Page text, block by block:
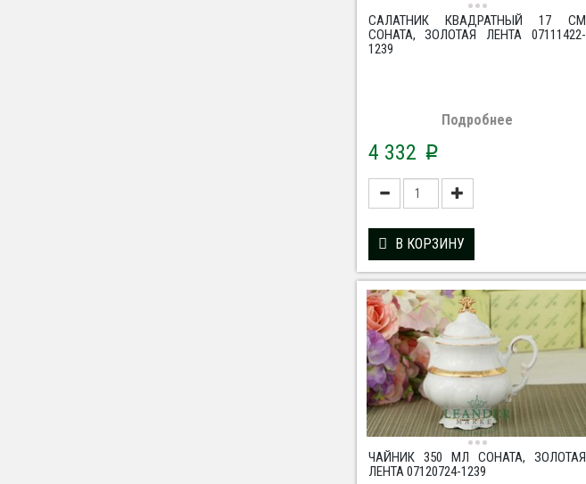
САЛАТНИК КВАДРАТНЫЙ 17 СМ
СОНАТА, ЗОЛОТАЯ ЛЕНТА 07111422-
1239
Подробнее
4 332 p
В КОРЗИНУ
ЧАЙНИК 350 МЛ СОНАТА, ЗОЛОТАЯ
ЛЕНТА 07120724-1239